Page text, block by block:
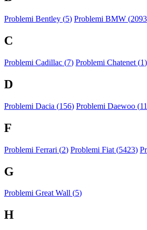
Problemi Bentley (5) Problemi BMW (2093
C
Problemi Cadillac (7) Problemi Chatenet (1)
D
Problemi Dacia (156) Problemi Daewoo (
F
Problemi Ferrari (2) Problemi Fiat (5423)
G
Problemi Great Wall (5)
H